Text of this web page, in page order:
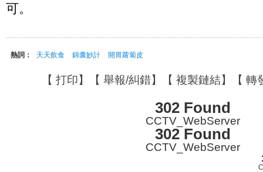
可。
熱詞： 天天飲食 錦囊妙計 開胃蘿蔔皮
【 打印】【 舉報/糾錯】【 複製鏈結】【 轉
302 Found
CCTV_WebServer
302 Found
CCTV_WebServer